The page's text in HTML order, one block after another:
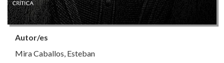
Autor/es
Mira Caballos, Esteban